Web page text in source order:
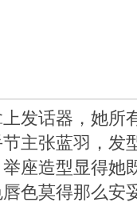
发话器，她所
主张蓝羽，发
座造型显得她
色莫得那么安